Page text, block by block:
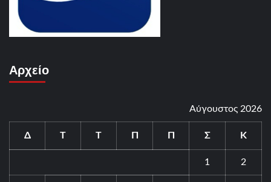
Αρχείο
Αύγουστος 2026
Δ Τ Τ Π Π Σ Κ
1 2